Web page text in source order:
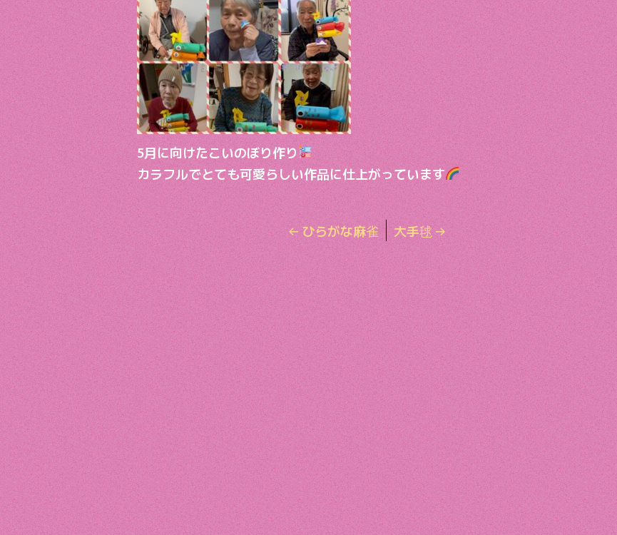
5月に向けたこいのぼり作り
カラフルでとても可愛らしい作品に仕上がっています
←ひらがな麻雀 大手毬→